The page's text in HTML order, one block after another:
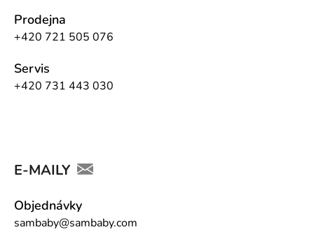
Prodejna
+420 721 505 076
Servis
+420 731 443 030
E-MAILY
Objednávky
sambaby@sambaby.com